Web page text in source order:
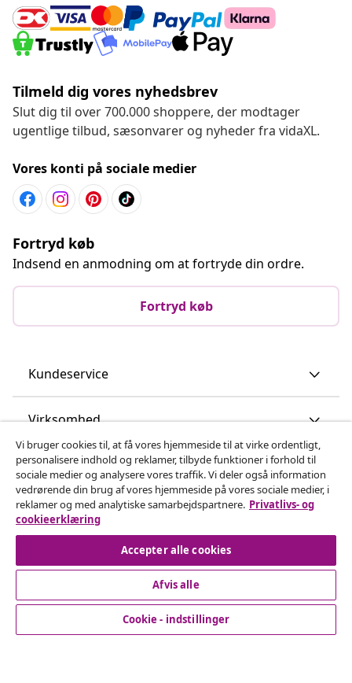
Tilmeld dig vores nyhedsbrev
Slut dig til over 700.000 shoppere, der modtager
ugentlige tilbud, sæsonvarer og nyheder fra vidaXL.
Vores konti på sociale medier
Fortryd køb
Indsend en anmodning om at fortryde din ordre.
Fortryd køb
Kundeservice
Virksomhed
vidaXL
Opdag mere
© 2008-2026 www.vidaxl.dk er et website under vidaXL
Vi bruger cookies til, at få vores hjemmeside til at virke ordentligt,
personalisere indhold og reklamer, tilbyde funktioner i forhold til
sociale medier og analysere vores traffik. Vi deler også information
vedrørende din brug af vores hjemmeside på vores sociale medier, i
reklamer og med analytiske samarbejdspartnere. Privatlivs- og
cookieerklæring
Accepter alle cookies
Afvis alle
Cookie - indstillinger